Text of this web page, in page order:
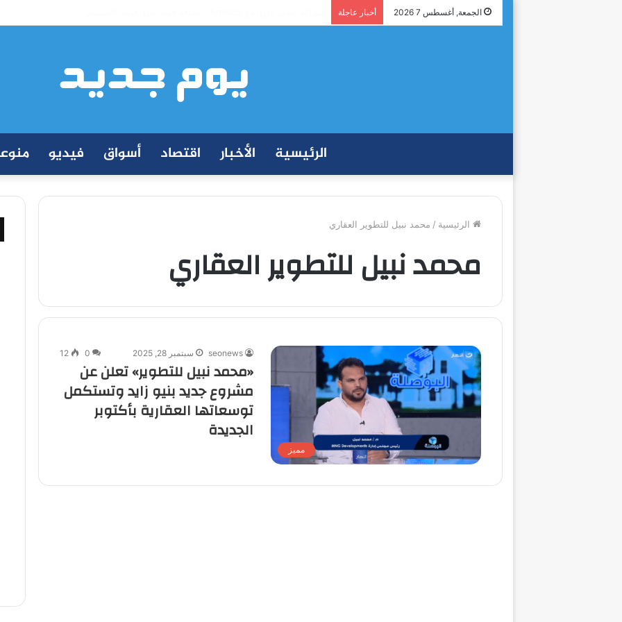
الجمعة, أغسطس 7 2026 أخبار عاجلة
الرئيسية الأخبار اقتصاد أسواق فيديو
الرئيسية / محمد نبيل للتطوير العقاري
محمد نبيل للتطوير العقاري
مميز
seonews سبتمبر 28, 2025 0
12
«محمد نبيل للتطوير» تعلن عن
مشروع جديد بنيو زايد وتستكمل
توسعاتها العقارية بأكتوبر
الجديدة